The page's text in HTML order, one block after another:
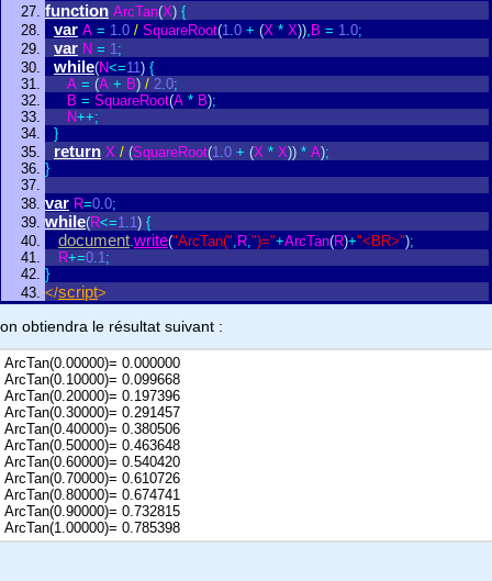
function ArcTan(X) {
var A = 1.0 / SquareRoot(1.0 + (X * X)), B = 1.0;
var N = 1;
while(N<=11) {
A = (A + B) / 2.0;
B = SquareRoot(A * B);
N++;
}
return X / (SquareRoot(1.0 + (X * X)) * A);
}
var R=0.0;
while(R<=1.1) {
document.write("ArcTan(", R,")="+ArcTan(R)+"<BR>");
R+=0.1;
}
</script>
on obtiendra le résultat suivant :
ArcTan(0.00000)= 0.000000
ArcTan(0.10000)= 0.099668
ArcTan(0.20000)= 0.197396
ArcTan(0.30000)= 0.291457
ArcTan(0.40000)= 0.380506
ArcTan(0.50000)= 0.463648
ArcTan(0.60000)= 0.540420
ArcTan(0.70000)= 0.610726
ArcTan(0.80000)= 0.674741
ArcTan(0.90000)= 0.732815
ArcTan(1.00000)= 0.785398